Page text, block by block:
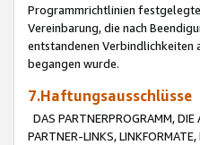
Programmrichtlinien
Vereinbarung, die nach
entstandenen Verbindlichkeiten
begangen wurde.
7.Haftungsausschlüsse
DAS PARTNERPROGRAMM,
PARTNER-LINKS,